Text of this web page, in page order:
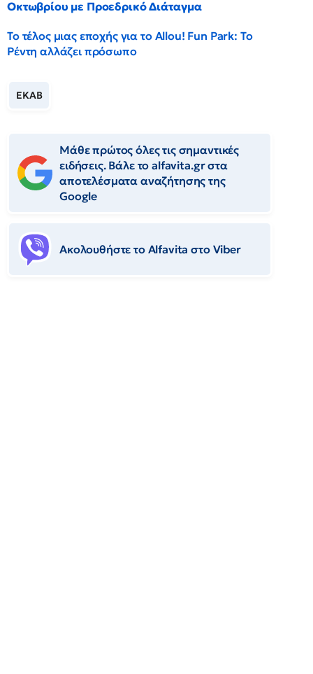
Οκτωβρίου με Προεδρικό Διάταγμα
Το τέλος μιας εποχής για το Allou! Fun Park: Το
Ρέντη αλλάζει πρόσωπο
ΕΚΑΒ
Μάθε πρώτος όλες τις σημαντικές
ειδήσεις. Βάλε το alfavita.gr στα
αποτελέσματα αναζήτησης της
Google
Ακολουθήστε το Αlfavita στο Viber